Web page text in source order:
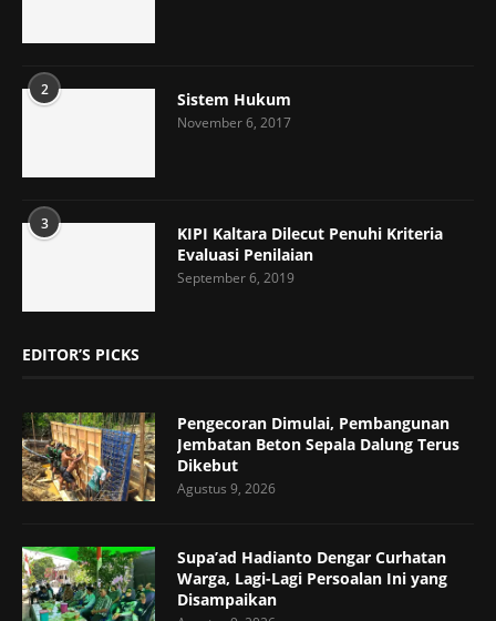
2 Sistem Hukum
November 6, 2017
3
KIPI Kaltara Dilecut Penuhi Kriteria
Evaluasi Penilaian
September 6, 2019
EDITOR’S PICKS
Pengecoran Dimulai, Pembangunan
Jembatan Beton Sepala Dalung Terus
Dikebut
Agustus 9, 2026
Supa’ad Hadianto Dengar Curhatan
Warga, Lagi-Lagi Persoalan Ini yang
Disampaikan